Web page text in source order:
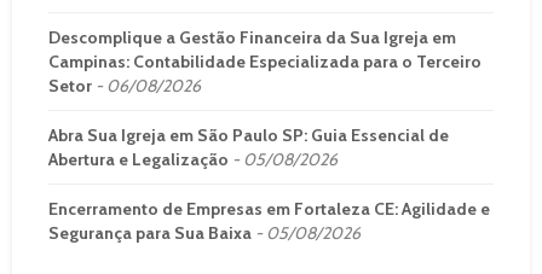
Descomplique a Gestão Financeira da Sua Igreja em
Campinas: Contabilidade Especializada para o Terceiro
Setor
06/08/2026
Abra Sua Igreja em São Paulo SP: Guia Essencial de
Abertura e Legalização
05/08/2026
Encerramento de Empresas em Fortaleza CE: Agilidade e
Segurança para Sua Baixa
05/08/2026